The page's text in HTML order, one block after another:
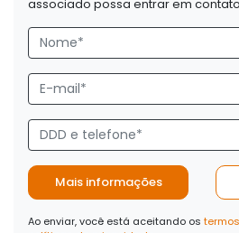
associado possa entrar em contato
Mais informações
Ao enviar, você está aceitando os